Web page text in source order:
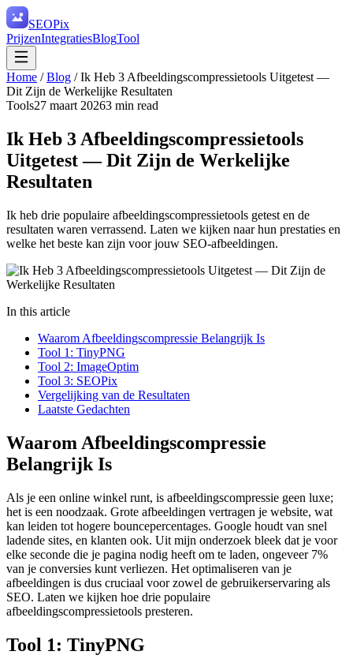
SEOPix
PrijzenIntegratiesBlogTool
Home /Blog /Ik Heb 3 Afbeeldingscompressietools Uitgetest —
Dit Zijn de Werkelijke Resultaten
Tools27 maart 20263 min read
Ik Heb 3 Afbeeldingscompressietools
Uitgetest — Dit Zijn de Werkelijke
Resultaten
Ik heb drie populaire afbeeldingscompressietools getest en de
resultaten waren verrassend. Laten we kijken naar hun prestaties en
welke het beste kan zijn voor jouw SEO-afbeeldingen.
In this article
Waarom Afbeeldingscompressie Belangrijk Is
Tool 1: TinyPNG
Tool 2: ImageOptim
Tool 3: SEOPix
Vergelijking van de Resultaten
Laatste Gedachten
Waarom Afbeeldingscompressie
Belangrijk Is
Als je een online winkel runt, is afbeeldingscompressie geen luxe;
het is een noodzaak. Grote afbeeldingen vertragen je website, wat
kan leiden tot hogere bouncepercentages. Google houdt van snel
ladende sites, en klanten ook. Uit mijn onderzoek bleek dat je voor
elke seconde die je pagina nodig heeft om te laden, ongeveer 7%
van je conversies kunt verliezen. Het optimaliseren van je
afbeeldingen is dus cruciaal voor zowel de gebruikerservaring als
SEO. Laten we kijken hoe drie populaire
afbeeldingscompressietools presteren.
Tool 1: TinyPNG